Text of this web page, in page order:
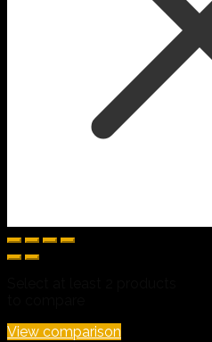
View comparison